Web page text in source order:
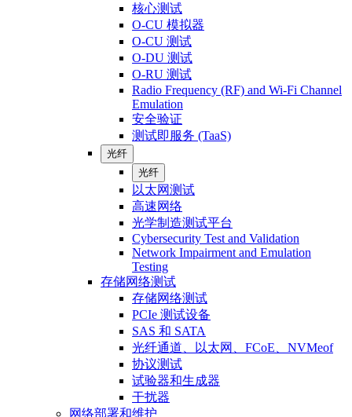
核心测试
O-CU 模拟器
O-CU 测试
O-DU 测试
O-RU 测试
Radio Frequency (RF) and Wi-Fi Channel
Emulation
安全验证
测试即服务 (TaaS)
光纤
光纤
以太网测试
高速网络
光学制造测试平台
Cybersecurity Test and Validation
Network Impairment and Emulation
Testing
存储网络测试
存储网络测试
PCIe 测试设备
SAS 和 SATA
光纤通道、以太网、FCoE、NVMeof
协议测试
试验器和生成器
干扰器
网络部署和维护